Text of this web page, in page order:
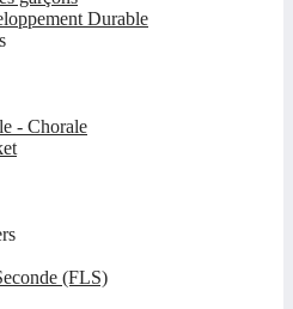
Durable
- Chorale
(FLS)